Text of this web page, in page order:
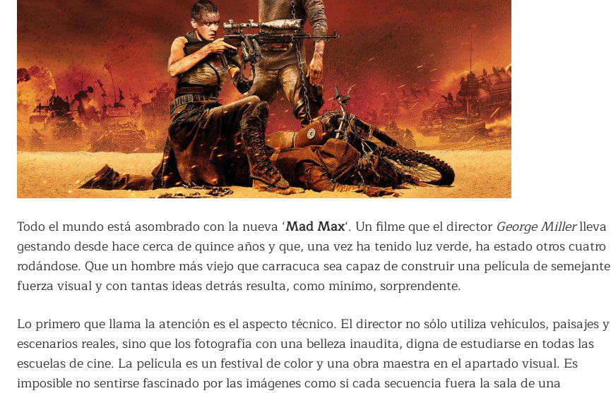
Todo el mundo está asombrado con la nueva ‘Mad Max‘. Un filme que el director George Millerlleva
gestando desde hace cerca de quince años y que, una vez ha tenido luz verde, ha estado otros cuatro
rodándose. Que un hombre más viejo que carracuca sea capaz de construir una película de semejante
fuerza visual y con tantas ideas detrás resulta, como mínimo, sorprendente.
Lo primero que llama la atención es el aspecto técnico. El director no sólo utiliza vehículos, paisajes y
escenarios reales, sino que los fotografía con una belleza inaudita, digna de estudiarse en todas las
escuelas de cine. La película es un festival de color y una obra maestra en el apartado visual. Es
imposible no sentirse fascinado por las imágenes como si cada secuencia fuera la sala de una